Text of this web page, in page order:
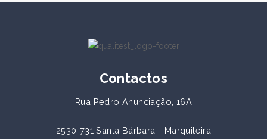
Contactos
Rua Pedro Anunciação, 16A
2530-731 Santa Bárbara - Marquiteira